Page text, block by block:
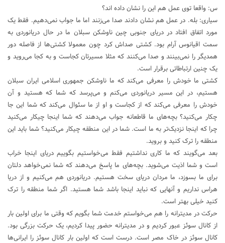
س: واقعا توی عمل هم این را نشان داده اند؟
سیاری: بله. در عمل هم نشان دادند صدا می‌زنند اما ما جواب نمی‌دهیم. فقط یک
مورد اتفاق افتاد در دریای جنوبی چین ناوشکن سبلان ما در حال دریانوردی به
سمت اقیانوس آرام بود. کشتی صداش کرد چون معمولا کشتی‌ها از فاصله دور
همدیگر را نمی‌بینند و صدا می‌کنند که مثلا مسیرتان کجاست و به کجا می‌روید و
یک چنین ارتباطاتی برقرار است.
کشتی ما خودش را معرفی می‌کند که ما ناوشکن جمهوری اسلامی ایران سبلان
هستیم، در این مسیر دریانوردی می‌کنم و می‌پرسد که شما که هستید و آن
خودش را معرفی می‌کند که از کجاست و او از ما سئوال می‌کند که شما این جا
چکار می‌کنید؟ بچه‌های ما قاطعانه جواب می‌دهند که شما اینجا چیکار می‌کنید
چرا که اینجا نزدیک‌تر به ما است. شما در این منطقه چیکار می‌کنید؟ شما باید این
منطقه را ترک کنید و بروید.
بعد می‌گویند که ما کاری نداشتیم فقط می‌خواستیم بگوییم دریای اینجا خراب
است و شما اذیت می‌شوید. بچه‌های ما پاسخ می‌دهند که شما نمی‌خواهد دلتان
برای ما بسوزد، ما مردان دریای سخت هستیم. دریانوردی هم می‌کنیم و از دریا
هراس نداریم و آنهایی که نباید اینجا باشد شما هستید. اگر شما منطقه را ترک
کنید خیلی بهتر است.
حرکت در مدیترانه را هم می‌خواستم خدمت شما بگویم که وقتی ما برای اولین بار
از کانال سوئز عبور کردیم و در مدیترانه حضور پیدا کردیم، یک حرکت بزرگی بود.
کانال سوئز در خاک مصر است. درست است که اولین بار کانال سوئز را ایرانی‌ها